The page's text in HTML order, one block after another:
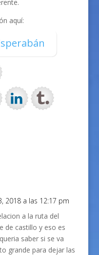
aquí:
2018 a las 12:17 pm
a la ruta del
de castillo y eso es
saber si se va
grande para dejar las